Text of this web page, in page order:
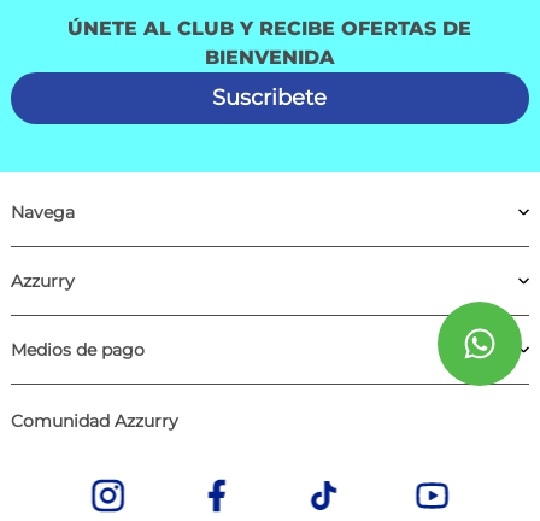
ÚNETE AL CLUB Y RECIBE OFERTAS DE
BIENVENIDA
Suscribete
Navega
Azzurry
Medios de pago
Comunidad Azzurry